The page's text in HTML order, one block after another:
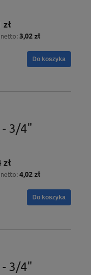
zł
netto: 3,02 zł
Do koszyka
- 3/4"
zł
netto: 4,02 zł
Do koszyka
- 3/4"